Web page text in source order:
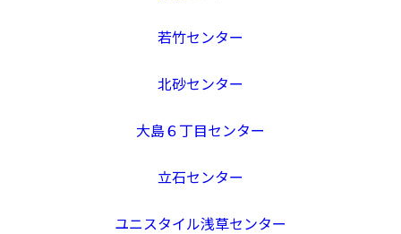
若竹センター
北砂センター
大島６丁目センター
立石センター
ユニスタイル浅草センター